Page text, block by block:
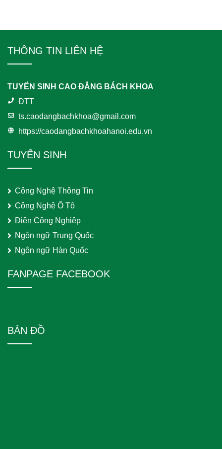
THÔNG TIN LIÊN HỆ
TUYỂN SINH CAO ĐẲNG BÁCH KHOA
ĐTT
ts.caodangbachkhoa@gmail.com
https://caodangbachkhoahanoi.edu.vn
TUYỂN SINH
Công Nghệ Thông Tin
Công Nghệ Ô Tô
Điện Công Nghiệp
Ngôn ngữ Trung Quốc
Ngôn ngữ Hàn Quốc
FANPAGE FACEBOOK
BẢN ĐỒ